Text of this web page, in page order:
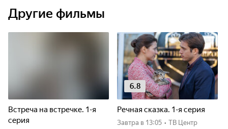
Другие фильмы
Встреча на встречке. 1-я
серия
6.8
Речная сказка. 1-я серия
Завтра в 13:05 • ТВ Центр